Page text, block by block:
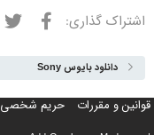
اشتراک گذاری: فیسبوک
دانلود بایوس Sony
قوانین و مقررات حریم شخصی